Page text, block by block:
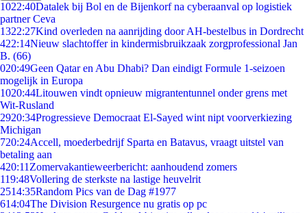
1022:40Datalek bij Bol en de Bijenkorf na cyberaanval op logistiek
partner Ceva
1322:27Kind overleden na aanrijding door AH-bestelbus in Dordrecht
422:14Nieuw slachtoffer in kindermisbruikzaak zorgprofessional Jan
B. (66)
020:49Geen Qatar en Abu Dhabi? Dan eindigt Formule 1-seizoen
mogelijk in Europa
1020:44Litouwen vindt opnieuw migrantentunnel onder grens met
Wit-Rusland
2920:34Progressieve Democraat El-Sayed wint nipt voorverkiezing
Michigan
720:24Accell, moederbedrijf Sparta en Batavus, vraagt uitstel van
betaling aan
420:11 Zomervakantieweerbericht: aanhoudend zomers
119:48Vollering de sterkste na lastige heuvelrit
2514:35Random Pics van de Dag #1977
614:04The Division Resurgence nu gratis op pc